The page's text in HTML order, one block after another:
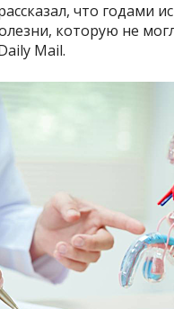
что годами
которую не
Mail.